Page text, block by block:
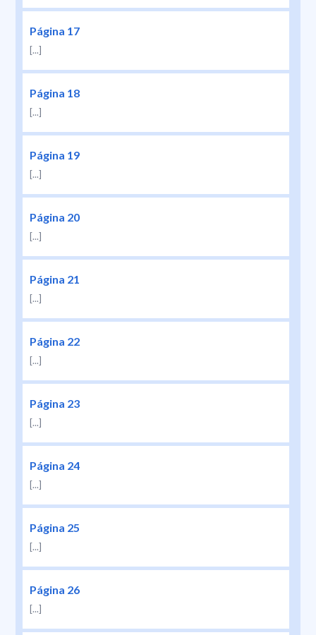
Página 17
[...]
Página 18
[...]
Página 19
[...]
Página 20
[...]
Página 21
[...]
Página 22
[...]
Página 23
[...]
Página 24
[...]
Página 25
[...]
Página 26
[...]